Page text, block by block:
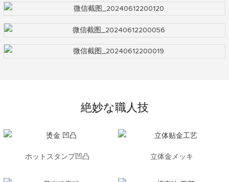
絶妙な職人技
ホットスタンプ凹凸 立体金メッキ